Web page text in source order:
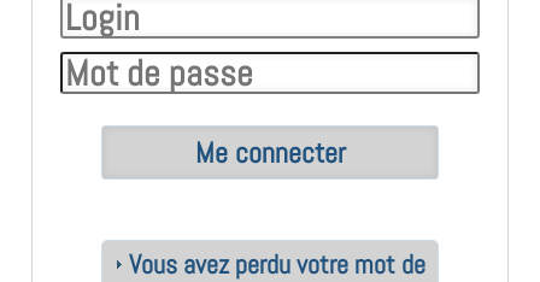
Vous avez perdu votre mot de